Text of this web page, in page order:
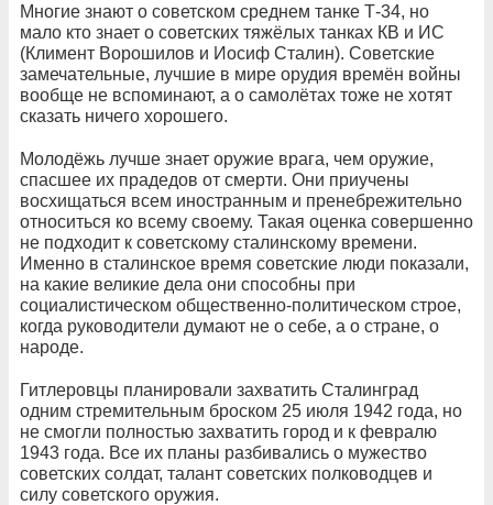
Многие знают о советском среднем танке Т-34, но
мало кто знает о советских тяжёлых танках КВ и ИС
(Климент Ворошилов и Иосиф Сталин). Советские
замечательные, лучшие в мире орудия времён войны
вообще не вспоминают, а о самолётах тоже не хотят
сказать ничего хорошего.
Молодёжь лучше знает оружие врага, чем оружие,
спасшее их прадедов от смерти. Они приучены
восхищаться всем иностранным и пренебрежительно
относиться ко всему своему. Такая оценка совершенно
не подходит к советскому сталинскому времени.
Именно в сталинское время советские люди показали,
на какие великие дела они способны при
социалистическом общественно-политическом строе,
когда руководители думают не о себе, а о стране, о
народе.
Гитлеровцы планировали захватить Сталинград
одним стремительным броском 25 июля 1942 года, но
не смогли полностью захватить город и к февралю
1943 года. Все их планы разбивались о мужество
советских солдат, талант советских полководцев и
силу советского оружия.